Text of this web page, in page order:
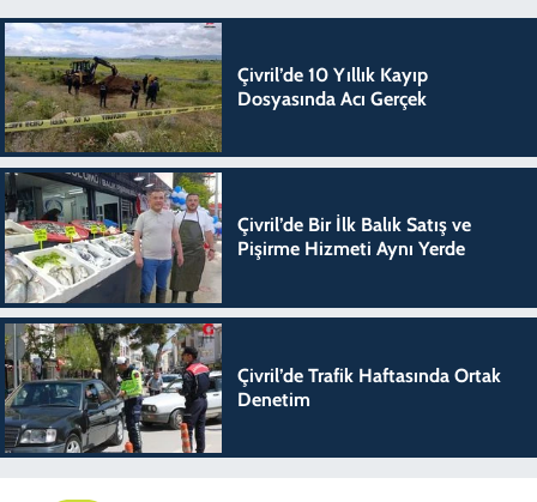
Çivril’de 10 Yıllık Kayıp
Dosyasında Acı Gerçek
Çivril’de Bir İlk Balık Satış ve
Pişirme Hizmeti Aynı Yerde
Çivril’de Trafik Haftasında Ortak
Denetim